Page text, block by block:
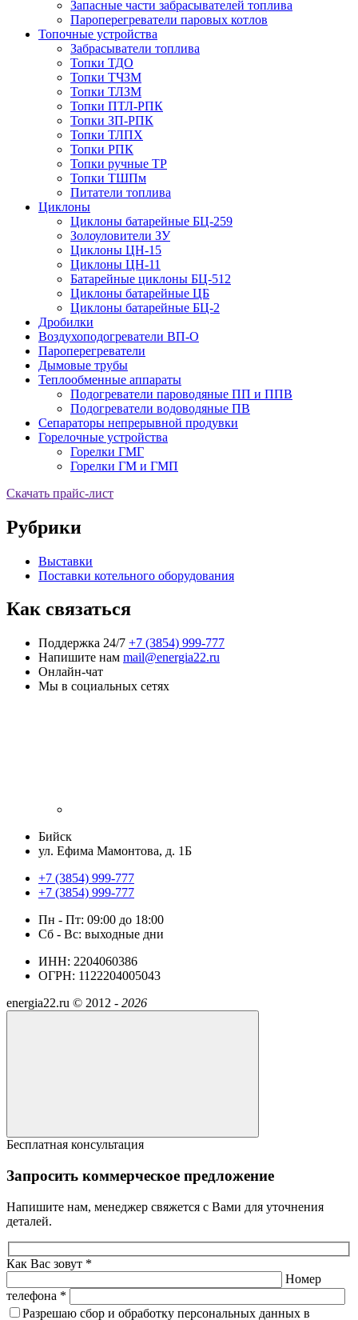
Запасные части забрасывателей топлива
Пароперегреватели паровых котлов
Топочные устройства
Забрасыватели топлива
Топки ТДО
Топки ТЧЗМ
Топки ТЛЗМ
Топки ПТЛ-РПК
Топки ЗП-РПК
Топки ТЛПХ
Топки РПК
Топки ручные ТР
Топки ТШПм
Питатели топлива
Циклоны
Циклоны батарейные БЦ-259
Золоуловители ЗУ
Циклоны ЦН-15
Циклоны ЦН-11
Батарейные циклоны БЦ-512
Циклоны батарейные ЦБ
Циклоны батарейные БЦ-2
Дробилки
Воздухоподогреватели ВП-О
Пароперегреватели
Дымовые трубы
Теплообменные аппараты
Подогреватели пароводяные ПП и ППВ
Подогреватели водоводяные ПВ
Сепараторы непрерывной продувки
Горелочные устройства
Горелки ГМГ
Горелки ГМ и ГМП
Скачать прайс-лист
Рубрики
Выставки
Поставки котельного оборудования
Как связаться
Поддержка 24/7 +7 (3854) 999-777
Напишите нам mail@energia22.ru
Онлайн-чат
Мы в социальных сетях
Бийск
ул. Ефима Мамонтова, д. 1Б
+7 (3854) 999-777
+7 (3854) 999-777
Пн - Пт: 09:00 до 18:00
Сб - Вс: выходные дни
ИНН: 2204060386
ОГРН: 1122204005043
energia22.ru © 2012 - 2026
Бесплатная консультация
Запросить коммерческое предложение
Напишите нам, менеджер свяжется с Вами для уточнения
деталей.
Как Вас зовут *
Номер
телефона *
Разрешаю сбор и обработку персональных данных в